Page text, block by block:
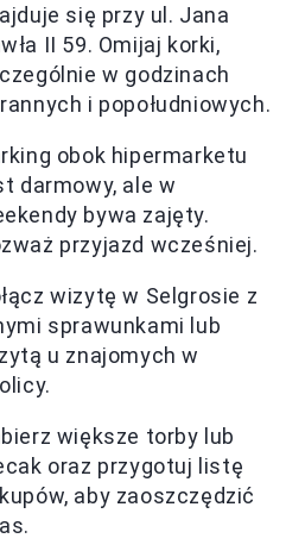
się przy ul. Jana
II 59. Omijaj korki,
w godzinach
i popołudniowych.
obok hipermarketu
darmowy, ale w
bywa zajęty.
przyjazd wcześniej.
wizytę w Selgrosie z
sprawunkami lub
u znajomych w
większe torby lub
oraz przygotuj listę
aby zaoszczędzić